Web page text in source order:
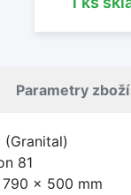
Parametry zboží
(Granital)
81
790 x 500 mm